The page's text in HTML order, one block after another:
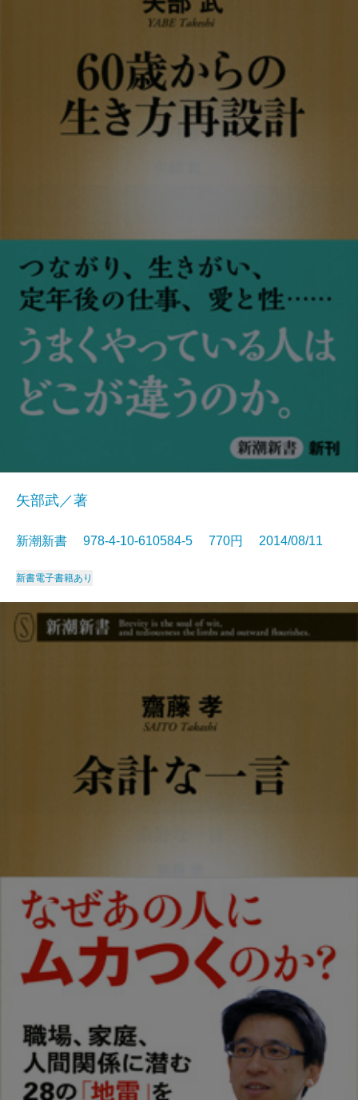
矢部武／著
新潮新書 978-4-10-610584-5 770円 2014/08/11
新書電子書籍あり